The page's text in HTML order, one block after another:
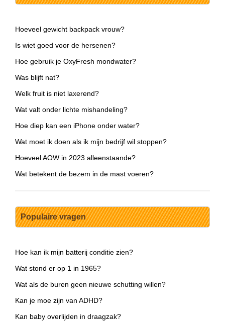
Hoeveel gewicht backpack vrouw?
Is wiet goed voor de hersenen?
Hoe gebruik je OxyFresh mondwater?
Was blijft nat?
Welk fruit is niet laxerend?
Wat valt onder lichte mishandeling?
Hoe diep kan een iPhone onder water?
Wat moet ik doen als ik mijn bedrijf wil stoppen?
Hoeveel AOW in 2023 alleenstaande?
Wat betekent de bezem in de mast voeren?
Populaire vragen
Hoe kan ik mijn batterij conditie zien?
Wat stond er op 1 in 1965?
Wat als de buren geen nieuwe schutting willen?
Kan je moe zijn van ADHD?
Kan baby overlijden in draagzak?